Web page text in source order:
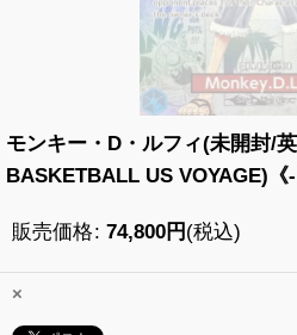
モンキー・D・ルフィ(未開封/
BASKETBALL US VOYAGE)《
販売価格: 74,800円 (税込)
×